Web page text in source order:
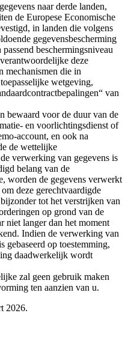
naar derde landen,
de Europese Economische
in landen die volgens
gegevensbescherming
beschermingsniveau
deze
mechanismen die in
wetgeving,
van
bewaard voor de duur van de
en voorlichtingsdienst of
account, en ook na
de wettelijke
verwerking van gegevens is
belang van de
worden de gegevens verwerkt
deze gerechtvaardigde
tot het verstrijken van
op grond van de
niet langer dan het moment
Indien de verwerking van
gebaseerd op toestemming,
daadwerkelijk wordt
zal geen gebruik maken
ten aanzien van u.
2026.